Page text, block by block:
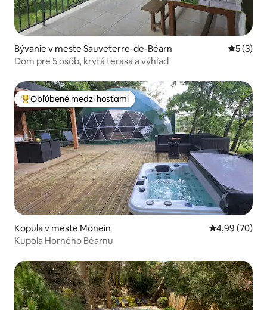
Bývanie v meste Sauveterre-de-Béarn
5 (3)
Dom pre 5 osôb, krytá terasa a výhľad
Najobľúbenejšie medzi hosťami
Obľúbené medzi hosťami
Kopula v meste Monein Priemerné
4,99 (70)
Kupola Horného Béarnu